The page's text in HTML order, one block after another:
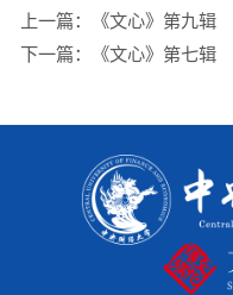
上一篇：
《文心》第九辑
下一篇：
《文心》第七辑